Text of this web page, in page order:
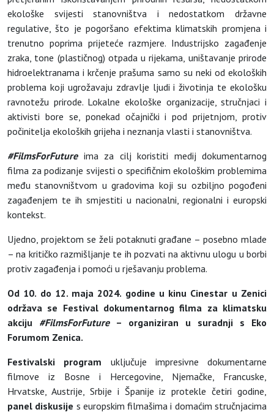
ekološke svijesti stanovništva i nedostatkom državne
regulative, što je pogoršano efektima klimatskih promjena i
trenutno poprima prijeteće razmjere. Industrijsko zagađenje
zraka, tone (plastičnog) otpada u rijekama, uništavanje prirode
hidroelektranama i krčenje prašuma samo su neki od ekoloških
problema koji ugrožavaju zdravlje ljudi i životinja te ekološku
ravnotežu prirode. Lokalne ekološke organizacije, stručnjaci i
aktivisti bore se, ponekad očajnički i pod prijetnjom, protiv
počinitelja ekoloških grijeha i neznanja vlasti i stanovništva.
#FilmsForFutureima za cilj koristiti medij dokumentarnog
filma za podizanje svijesti o specifičnim ekološkim problemima
među stanovništvom u gradovima koji su ozbiljno pogođeni
zagađenjem te ih smjestiti u nacionalni, regionalni i europski
kontekst.
Ujedno, projektom se želi potaknuti građane – posebno mlade
– na kritičko razmišljanje te ih pozvati na aktivnu ulogu u borbi
protiv zagađenja i pomoći u rješavanju problema.
Od 10. do 12. maja 2024. godine u kinu Cinestar u Zenici
održava se Festival dokumentarnog filma za klimatsku
akciju #FilmsForFuture– organiziran u suradnji s Eko
Forumom Zenica.
Festivalski program uključuje impresivne dokumentarne
filmove iz Bosne i Hercegovine, Njemačke, Francuske,
Hrvatske, Austrije, Srbije i Španije iz protekle četiri godine,
panel diskusije s europskim filmašima i domaćim stručnjacima